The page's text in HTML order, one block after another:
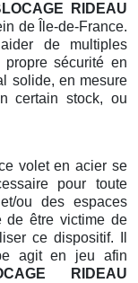
RIDEAU
de Île-de-France.
de multiples
propre sécurité en
solide, en mesure
certain stock, ou
volet en acier se
pour toute
ou des espaces
de être victime de
ce dispositif. Il
agit en jeu afin
RIDEAU